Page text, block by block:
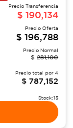
Precio Transferencia
$ 190,134
Precio Oferta
$ 196,788
Precio Normal
$ 281,100
Precio total por 4
$ 787,152
Stock:15